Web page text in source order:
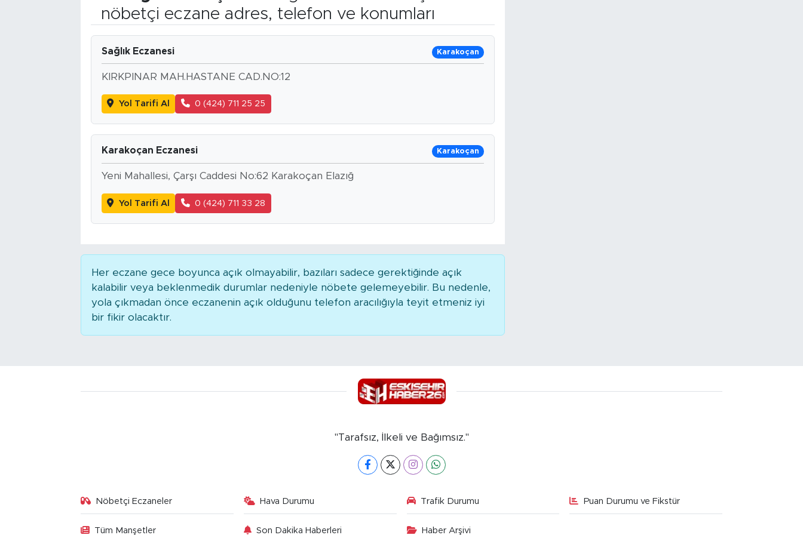
nöbetçi eczane adres, telefon ve konumları
Sağlık Eczanesi Karakoçan
KIRKPINAR MAH.HASTANE CAD.NO:12
Yol Tarifi Al 0 (424) 711 25 25
Karakoçan Eczanesi Karakoçan
Yeni Mahallesi, Çarşı Caddesi No:62 Karakoçan Elazığ
Yol Tarifi Al 0 (424) 711 33 28
Her eczane gece boyunca açık olmayabilir, bazıları sadece gerektiğinde açık
kalabilir veya beklenmedik durumlar nedeniyle nöbete gelemeyebilir. Bu nedenle,
yola çıkmadan önce eczanenin açık olduğunu telefon aracılığıyla teyit etmeniz iyi
bir fikir olacaktır.
"Tarafsız, İlkeli ve Bağımsız."
Nöbetçi Eczaneler Hava Durumu Trafik Durumu Puan Durumu ve Fikstür
Tüm Manşetler Son Dakika Haberleri Haber Arşivi